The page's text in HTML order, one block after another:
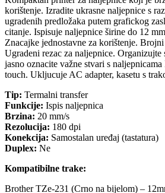
korištenje. Izradite ukrasne naljepnice s
ugradenih predložaka putem grafickog
citanje. Ispisuje naljepnice širine do 12
Znacajke jednostavne za korištenje.
Ugradeni rezac za naljepnice. Organizujte
jasno oznacite važne stvari s
touch. Ukljucuje AC adapter, kasetu s
Tip: Termalni transfer
Funkcije: Ispis naljepnica
Brzina: 20 mm/s
Rezolucija: 180 dpi
Konekcija: Samostalan uređaj (tastatura)
Duplex: Ne
Kompatibilne trake:
Brother TZe-231 (Crno na bijelom) –